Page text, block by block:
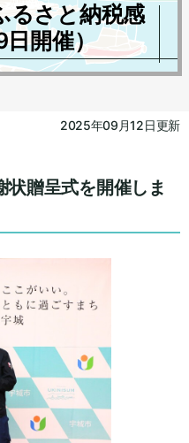
るさと納税感
日開催）
2025年09月12日更新
贈呈式を開催しま